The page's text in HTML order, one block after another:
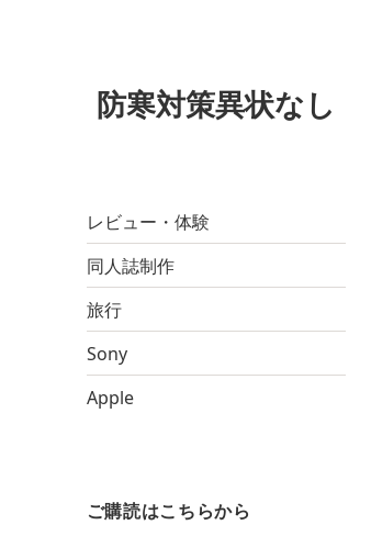
防寒対策異状なし
レビュー・体験
同人誌制作
旅行
Sony
Apple
ご購読はこちらから